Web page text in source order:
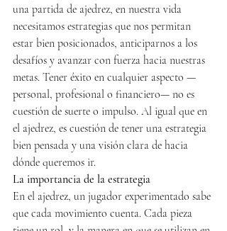
una partida de ajedrez, en nuestra vida
necesitamos estrategias que nos permitan
estar bien posicionados, anticiparnos a los
desafíos y avanzar con fuerza hacia nuestras
metas. Tener éxito en cualquier aspecto —
personal, profesional o financiero— no es
cuestión de suerte o impulso. Al igual que en
el ajedrez, es cuestión de tener una estrategia
bien pensada y una visión clara de hacia
dónde queremos ir.
La importancia de la estrategia
En el ajedrez, un jugador experimentado sabe
que cada movimiento cuenta. Cada pieza